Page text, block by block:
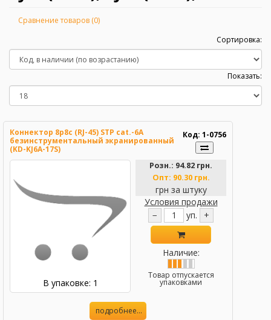
Сравнение товаров (0)
Сортировка:
Показать:
Коннектор 8p8c (RJ-45) STP cat.-6A
безинструментальный экранированный
(KD-KJ6A-17S)
Код: 1-0756
В упаковке: 1
Розн.: 94.82 грн.
Опт: 90.30 грн.
грн за штуку
Условия продажи
−
уп. +
Наличие:
Товар отпускается
упаковками
подробнее...